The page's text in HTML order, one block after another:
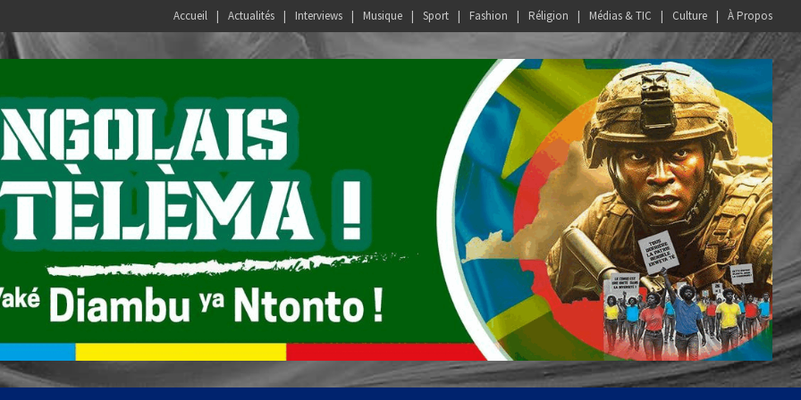
Accueil Actualités Interviews Musique Sport Fashion Réligion Médias & TIC Culture À Propos